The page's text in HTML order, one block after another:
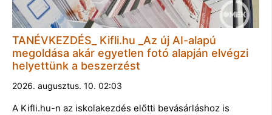
TANÉVKEZDÉS_ Kifli.hu _Az új AI-alapú
megoldása akár egyetlen fotó alapján elvégzi
helyettünk a beszerzést
2026. augusztus. 10. 02:03
A Kifli.hu-n az iskolakezdés előtti bevásárláshoz is